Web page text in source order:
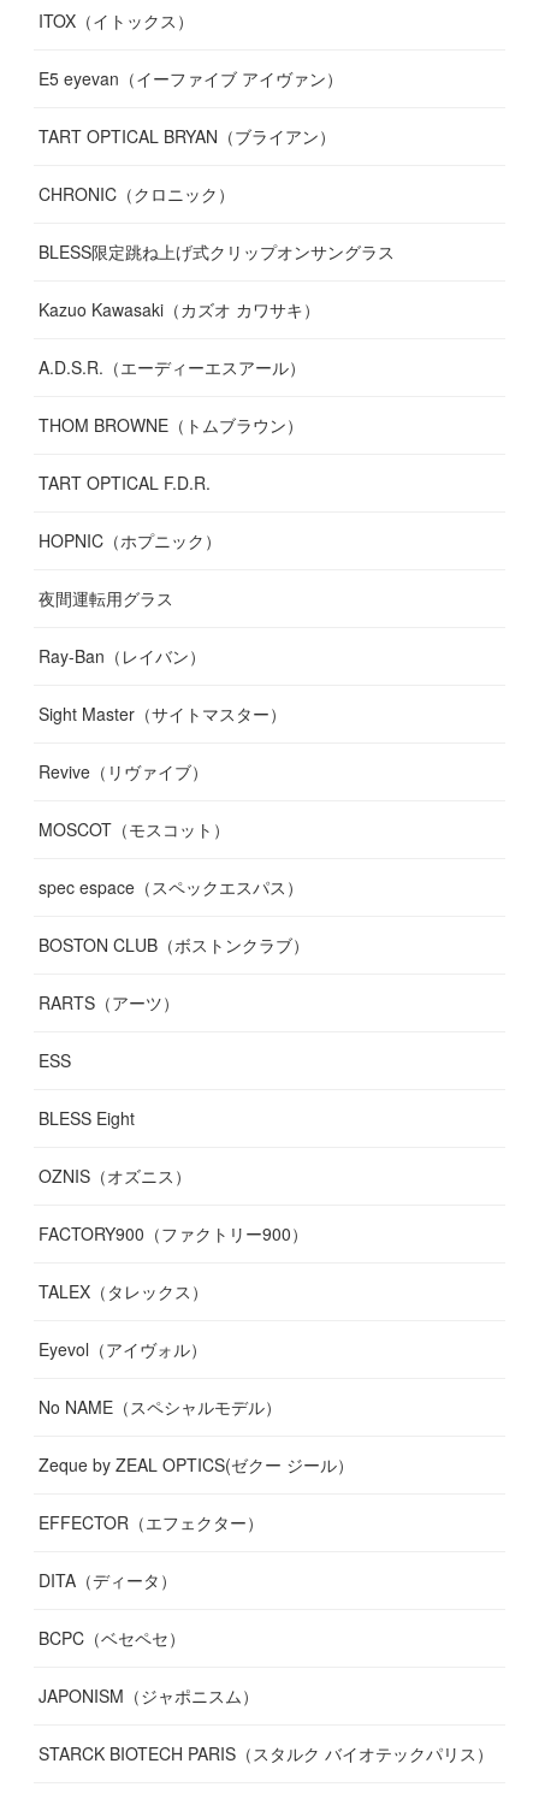
(13)
(14)
(17)
ITOX（イトックス）
E5 eyevan（イーファイブ アイヴァン）
TART OPTICAL BRYAN（ブライアン）
CHRONIC（クロニック）
BLESS限定跳ね上げ式クリップオンサングラス
Kazuo Kawasaki（カズオ カワサキ）
A.D.S.R.（エーディーエスアール）
THOM BROWNE（トムブラウン）
TART OPTICAL F.D.R.
HOPNIC（ホプニック）
夜間運転用グラス
Ray-Ban（レイバン）
Sight Master（サイトマスター）
Revive（リヴァイブ）
MOSCOT（モスコット）
spec espace（スペックエスパス）
BOSTON CLUB（ボストンクラブ）
RARTS（アーツ）
ESS
BLESS Eight
OZNIS（オズニス）
FACTORY900（ファクトリー900）
TALEX（タレックス）
Eyevol（アイヴォル）
No NAME（スペシャルモデル）
Zeque by ZEAL OPTICS(ゼクー ジール）
EFFECTOR（エフェクター）
DITA（ディータ）
BCPC（ベセペセ）
JAPONISM（ジャポニスム）
STARCK BIOTECH PARIS（スタルク バイオテックパリス）